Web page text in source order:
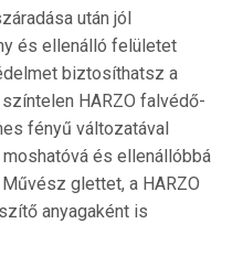
után jól
és ellenálló felületet
biztosíthatsz a
HARZO falvédő-
fényű változatával
és ellenállóbbá
glettet, a HARZO
anyagaként is